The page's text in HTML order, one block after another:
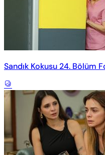
Sandık Kokusu 24. Bölüm